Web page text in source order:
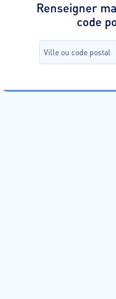
Renseigner
code